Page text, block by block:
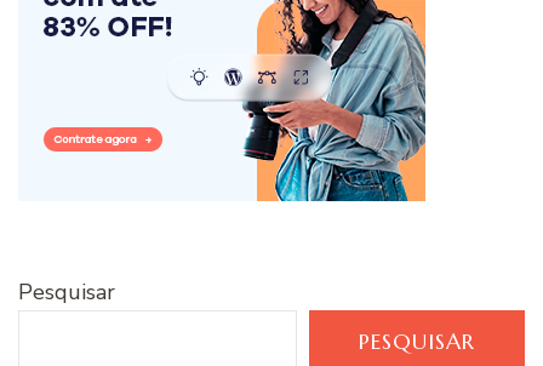
Pesquisar
PESQUISAR